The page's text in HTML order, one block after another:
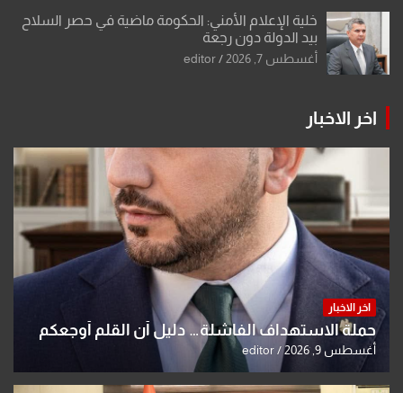
خلية الإعلام الأمني: الحكومة ماضية في حصر السلاح
بيد الدولة دون رجعة
أغسطس 7, 2026 editor
اخر الاخبار
اخر الاخبار
حملة الاستهداف الفاشلة… دليل أن القلم أوجعكم
أغسطس 9, 2026 editor